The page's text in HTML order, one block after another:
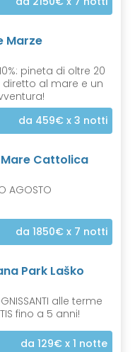
Marze
pineta di oltre 20
al mare e un
da 459€ x 3 notti
Cattolica
AGOSTO
da 1850€ x 7 notti
Park Laško
alle terme
fino a 5 anni!
da 129€ x 1 notte